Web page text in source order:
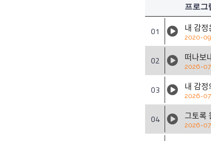
프로그
01 내
2020-
02 2026-
03 내
2026-
04 그토록
2026-